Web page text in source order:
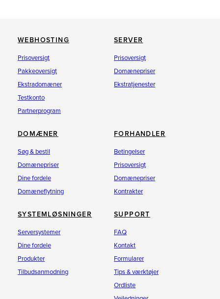
WEBHOSTING
Prisoversigt
Pakkeoversigt
Ekstradomæner
Testkonto
Partnerprogram
SERVER
Prisoversigt
Domænepriser
Ekstratjenester
DOMÆNER
Søg & bestil
Domænepriser
Dine fordele
Domæneflytning
FORHANDLER
Betingelser
Prisoversigt
Domænepriser
Kontrakter
SYSTEMLØSNINGER
Serversystemer
Dine fordele
Produkter
Tilbudsanmodning
SUPPORT
FAQ
Kontakt
Formularer
Tips & værktøjer
Ordliste